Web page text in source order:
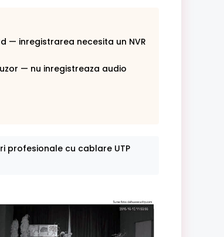
— inregistrarea necesita un NVR
— nu inregistreaza audio
profesionale cu cablare UTP